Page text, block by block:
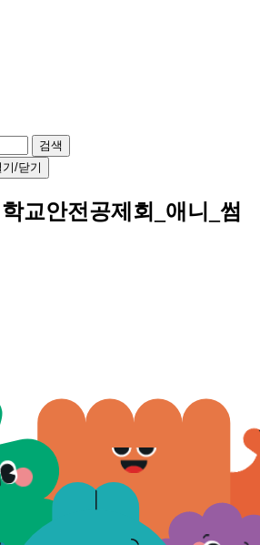
/닫기
교안전공제회_애니_썸